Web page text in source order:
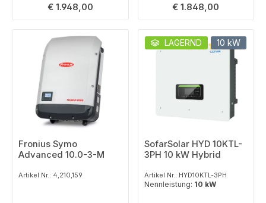
Regulärer Preis:
€ 1.948,00 Regulärer Preis:
€ 1.848,00
Fronius Symo
Advanced 10.0-3-M
Artikel Nr.: 4,210,159
LAGERND
10 kW
Durchschnittliche
SofarSolar HYD 10KTL-
3PH 10 kW Hybrid
Artikel Nr.: HYD10KTL-3PH
Nennleistung: 10 kW